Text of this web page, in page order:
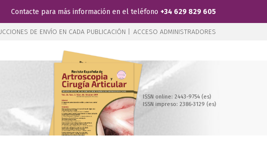
Contacte para más información en el teléfono +34 629 829 605
DE ENVÍO EN CADA PUBLICACIÓN | ACCESO ADMINISTRADORES
ISSN online: 2443-9754 (es)
ISSN impreso: 2386-3129 (es)